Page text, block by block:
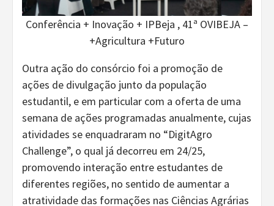
Conferência + Inovação + IPBeja , 41ª OVIBEJA –
+Agricultura +Futuro
Outra ação do consórcio foi a promoção de
ações de divulgação junto da população
estudantil, e em particular com a oferta de uma
semana de ações programadas anualmente, cujas
atividades se enquadraram no “DigitAgro
Challenge”, o qual já decorreu em 24/25,
promovendo interação entre estudantes de
diferentes regiões, no sentido de aumentar a
atratividade das formações nas Ciências Agrárias